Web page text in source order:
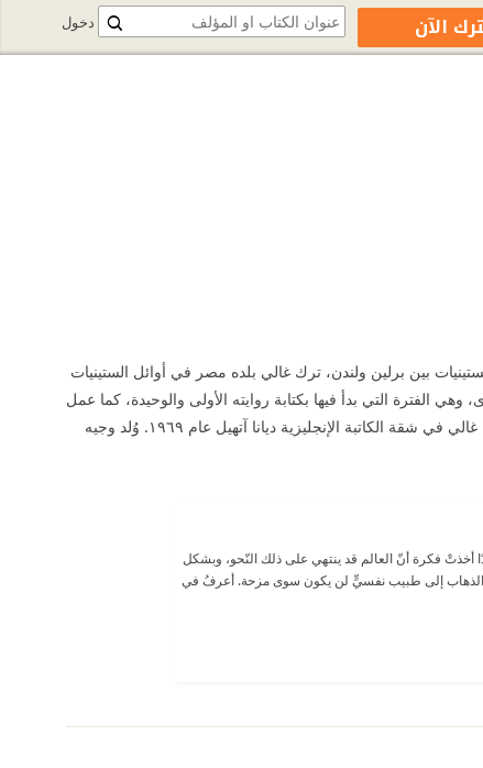
بين برلين ولندن، ترك غالي بلده مصر في أوائل الستينيات
التي بدأ فيها بكتابة روايته الأولى والوحيدة، كما عمل
كمراسل صحفي وكتب تحقيقات لمجلة صنداي تايمز بناء على زيارته لإسرائيل في الستينيات، انتحر وجيه غالي في شقة الكاتبة الإنجليزية ديانا آتهيل عام ١٩٦٩. وُلد وجيه
فكرة أنّ العالم قد ينتهي على ذلك النّحو، وبشكل
الذهاب إلى طبيب نفسيٍّ لن يكون سوى مزحة. أعرفُ في
دخول الآن